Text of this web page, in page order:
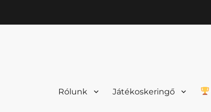
Rólunk Játékoskeringő